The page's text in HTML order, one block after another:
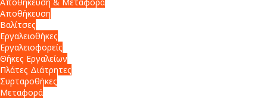
Αποθήκευση
Βαλίτσες
Εργαλειοθήκες
Εργαλειοφορείς
Θήκες Εργαλείων
Πλάτες Διάτρητες
Συρταροθήκες
Μεταφορά